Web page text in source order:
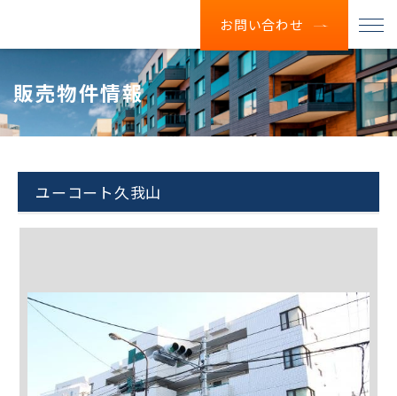
お問い合わせ
販売物件情報
ユーコート久我山